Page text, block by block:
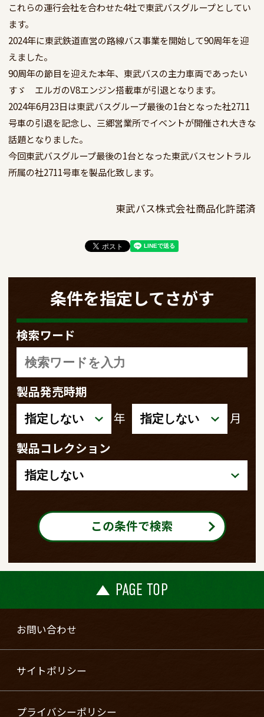
これらの運行会社を合わせた4社で東武バスグループとしてい
ます。
2024年に東武鉄道直営の路線バス事業を開始して90周年を迎
えました。
90周年の節目を迎えた本年、東武バスの主力車両であったい
すゞ　エルガのV8エンジン搭載車が引退となります。
2024年6月23日は東武バスグループ最後の1台となった社2711
号車の引退を記念し、三郷営業所でイベントが開催され大きな
話題となりました。
今回東武バスグループ最後の1台となった東武バスセントラル
所属の社2711号車を製品化致します。
東武バス株式会社商品化許諾済
条件を指定してさがす
検索ワード
製品発売時期
年
月
製品コレクション
この条件で検索
PAGE TOP
お問い合わせ
サイトポリシー
プライバシーポリシー